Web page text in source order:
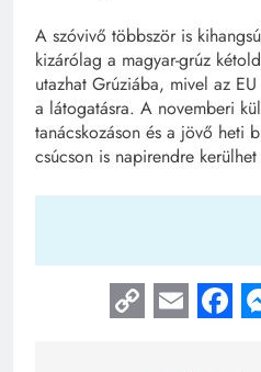
A szóvivő többször is
kizárólag a magyar-grúz
utazhat Grúziába, mivel az
a látogatásra. A novemberi
tanácskozáson és a jövő heti
csúcson is napirendre
Copy
Link